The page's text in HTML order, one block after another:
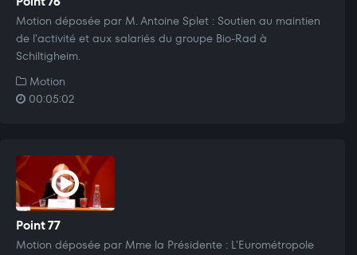
Motion déposée par M. Antoine Splet : Soutien au maintien
de l'activité et aux salariés du groupe Bio-Rad à
Schiltigheim.
Motion
00:05:02
Point 77
Motion déposée par Mme la Présidente : L'Eurométropole